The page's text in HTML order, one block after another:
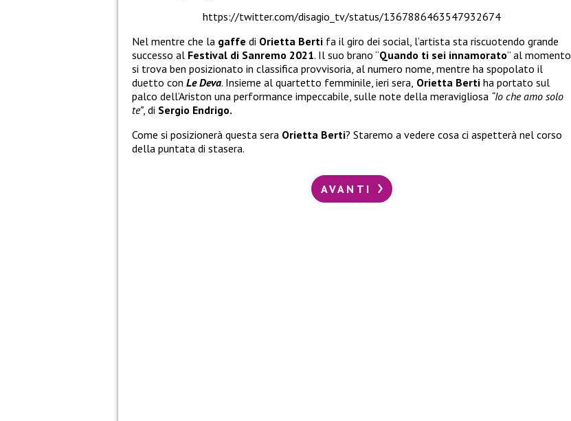
https://twitter.com/disagio_tv/status/1367886463547932674
Nel mentre che la gaffe di Orietta Berti fa il giro dei social, l’artista sta riscuotendo grande
successo al Festival di Sanremo 2021. Il suo brano “Quando ti sei innamorato” al momento
si trova ben posizionato in classifica provvisoria, al numero nome, mentre ha spopolato il
duetto con Le Deva. Insieme al quartetto femminile, ieri sera, Orietta Berti ha portato sul
palco dell’Ariston una performance impeccabile, sulle note della meravigliosa “Io che amo solo
te”, di Sergio Endrigo.
Come si posizionerà questa sera Orietta Berti? Staremo a vedere cosa ci aspetterà nel corso
della puntata di stasera.
AVANTI